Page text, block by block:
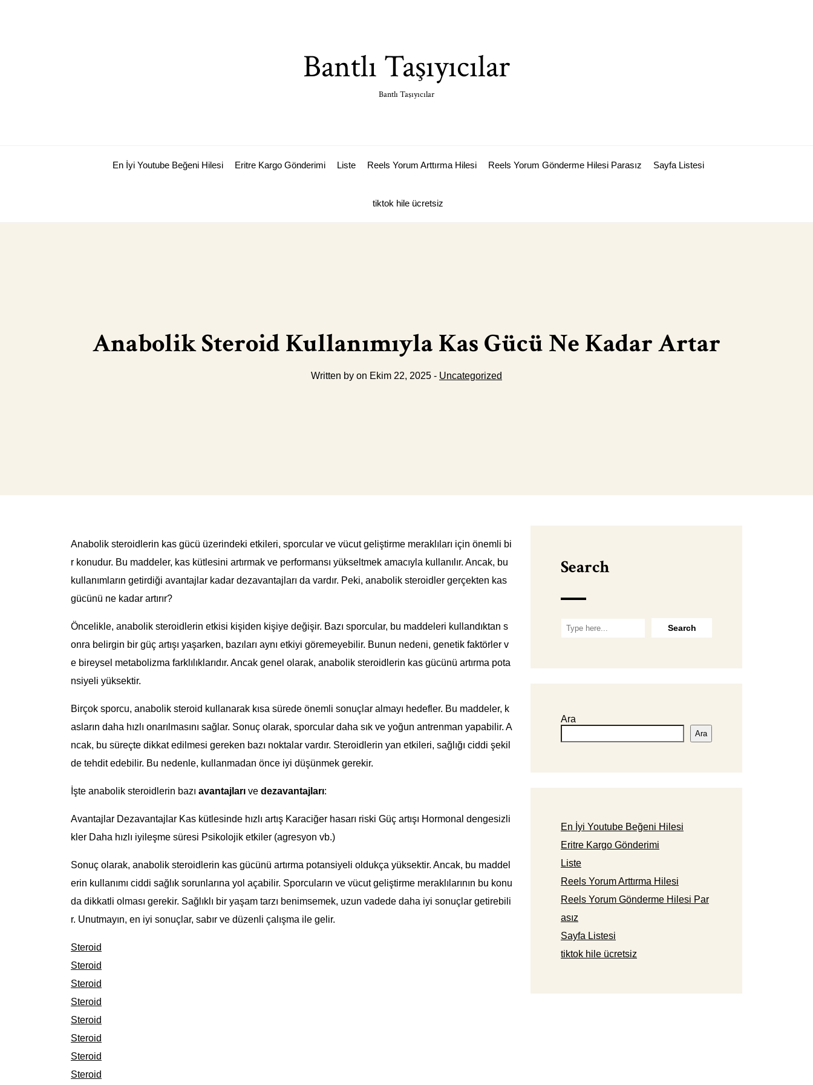
Bantlı Taşıyıcılar
Bantlı Taşıyıcılar
En İyi Youtube Beğeni Hilesi Eritre Kargo Gönderimi Liste Reels Yorum Arttırma Hilesi Reels Yorum Gönderme Hilesi Parasız Sayfa Listesi
tiktok hile ücretsiz
Anabolik Steroid Kullanımıyla Kas Gücü Ne Kadar Artar
Written by on Ekim 22, 2025 - Uncategorized
Anabolik steroidlerin kas gücü üzerindeki etkileri, sporcular ve vücut geliştirme meraklıları için önemli bi
r konudur. Bu maddeler, kas kütlesini artırmak ve performansı yükseltmek amacıyla kullanılır. Ancak, bu
kullanımların getirdiği avantajlar kadar dezavantajları da vardır. Peki, anabolik steroidler gerçekten kas
gücünü ne kadar artırır?
Öncelikle, anabolik steroidlerin etkisi kişiden kişiye değişir. Bazı sporcular, bu maddeleri kullandıktan s
onra belirgin bir güç artışı yaşarken, bazıları aynı etkiyi göremeyebilir. Bunun nedeni, genetik faktörler v
e bireysel metabolizma farklılıklarıdır. Ancak genel olarak, anabolik steroidlerin kas gücünü artırma pota
nsiyeli yüksektir.
Birçok sporcu, anabolik steroid kullanarak kısa sürede önemli sonuçlar almayı hedefler. Bu maddeler, k
asların daha hızlı onarılmasını sağlar. Sonuç olarak, sporcular daha sık ve yoğun antrenman yapabilir. A
ncak, bu süreçte dikkat edilmesi gereken bazı noktalar vardır. Steroidlerin yan etkileri, sağlığı ciddi şekil
de tehdit edebilir. Bu nedenle, kullanmadan önce iyi düşünmek gerekir.
İşte anabolik steroidlerin bazı avantajları ve dezavantajları:
Avantajlar Dezavantajlar Kas kütlesinde hızlı artış Karaciğer hasarı riski Güç artışı Hormonal dengesizli
kler Daha hızlı iyileşme süresi Psikolojik etkiler (agresyon vb.)
Sonuç olarak, anabolik steroidlerin kas gücünü artırma potansiyeli oldukça yüksektir. Ancak, bu maddel
erin kullanımı ciddi sağlık sorunlarına yol açabilir. Sporcuların ve vücut geliştirme meraklılarının bu konu
da dikkatli olması gerekir. Sağlıklı bir yaşam tarzı benimsemek, uzun vadede daha iyi sonuçlar getirebili
r. Unutmayın, en iyi sonuçlar, sabır ve düzenli çalışma ile gelir.
Steroid
Steroid
Steroid
Steroid
Steroid
Steroid
Steroid
Steroid
Search
Ara
Ara
En İyi Youtube Beğeni Hilesi
Eritre Kargo Gönderimi
Liste
Reels Yorum Arttırma Hilesi
Reels Yorum Gönderme Hilesi Par
asız
Sayfa Listesi
tiktok hile ücretsiz